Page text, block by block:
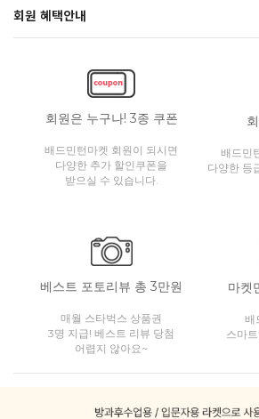
회원 혜택안내
회원은 누구나! 3종 쿠폰
배드민턴마켓 회원이 되시면
다양한 추가 할인쿠폰을
받으실 수 있습니다.
배드민
다양한 등
베스트 포토리뷰 총 3만원
매월 스타벅스 상품권
3명 지급! 베스트 리뷰 당첨
어렵지 않아요~
마켓
배
스마